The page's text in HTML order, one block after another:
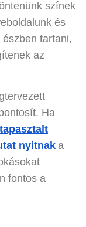
színek
és
tartani,
az
Ha
tapasztalt
nyitnak a
fontos a